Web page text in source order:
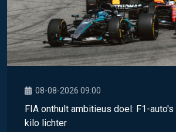
08-08-2026 09:00
FIA onthult ambitieus doel: F1-
kilo lichter